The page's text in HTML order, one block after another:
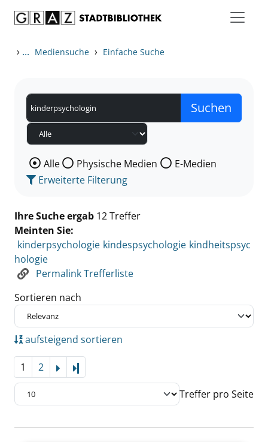
› ... Mediensuche › Einfache Suche
Wählen Sie die Medienart nach der Sie suchen wollen.
Alle Physische Medien
E-Medien
Erweiterte Filterung
Ihre Suche ergab 12 Treffer
Meinten Sie:
kinderpsychologie kindespsychologie kindheitspsyc
hologie
Permalink Trefferliste
Sortieren nach
aufsteigend sortieren
1 2
Treffer pro Seite